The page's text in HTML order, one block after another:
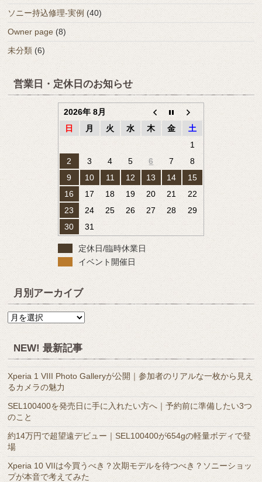
ソニー持込修理-実例 (40)
Owner page (8)
未分類 (6)
営業日・定休日のお知らせ
2026年 8月
日
月 火 水 木 金
土
1
2
3 4 5 6 7
8
9
10 11 12 13 14
15
16
17 18 19 20 21
22
23
24 25 26 27 28
29
30
31
定休日/臨時休業日
イベント開催日
月別アーカイブ
月
ー
カ
イ
ブ
NEW! 最新記事
Xperia 1 VIII Photo Galleryが公開｜参加者のリアルな一枚から見え
るカメラの魅力
SEL100400を発売日に手に入れたい方へ｜予約前に準備したい3つ
のこと
約14万円で超望遠デビュー｜SEL100400が654gの軽量ボディで登
場
Xperia 10 VIIは今買うべき？次期モデルを待つべき？ソニーショッ
プが本音で考えてみた